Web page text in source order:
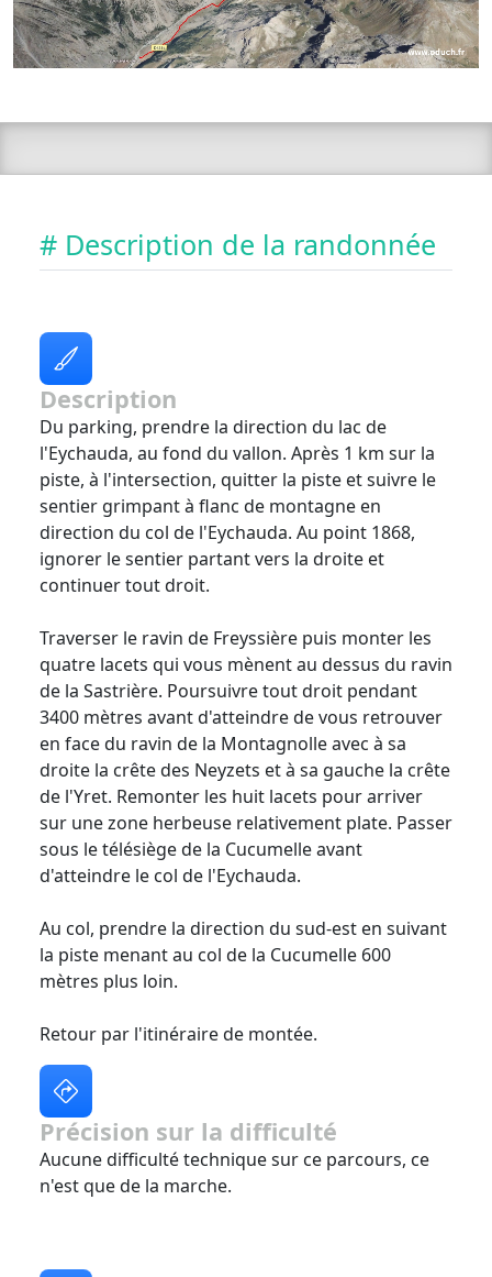
# Description de la randonnée
Description
Du parking, prendre la direction du lac de
l'Eychauda, au fond du vallon. Après 1 km sur la
piste, à l'intersection, quitter la piste et suivre le
sentier grimpant à flanc de montagne en
direction du col de l'Eychauda. Au point 1868,
ignorer le sentier partant vers la droite et
continuer tout droit.
Traverser le ravin de Freyssière puis monter les
quatre lacets qui vous mènent au dessus du ravin
de la Sastrière. Poursuivre tout droit pendant
3400 mètres avant d'atteindre de vous retrouver
en face du ravin de la Montagnolle avec à sa
droite la crête des Neyzets et à sa gauche la crête
de l'Yret. Remonter les huit lacets pour arriver
sur une zone herbeuse relativement plate. Passer
sous le télésiège de la Cucumelle avant
d'atteindre le col de l'Eychauda.
Au col, prendre la direction du sud-est en suivant
la piste menant au col de la Cucumelle 600
mètres plus loin.
Retour par l'itinéraire de montée.
Précision sur la difficulté
Aucune difficulté technique sur ce parcours, ce
n'est que de la marche.